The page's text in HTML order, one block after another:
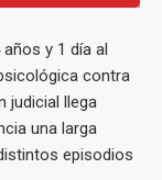
y 1 día al
contra
judicial llega
una larga
episodios